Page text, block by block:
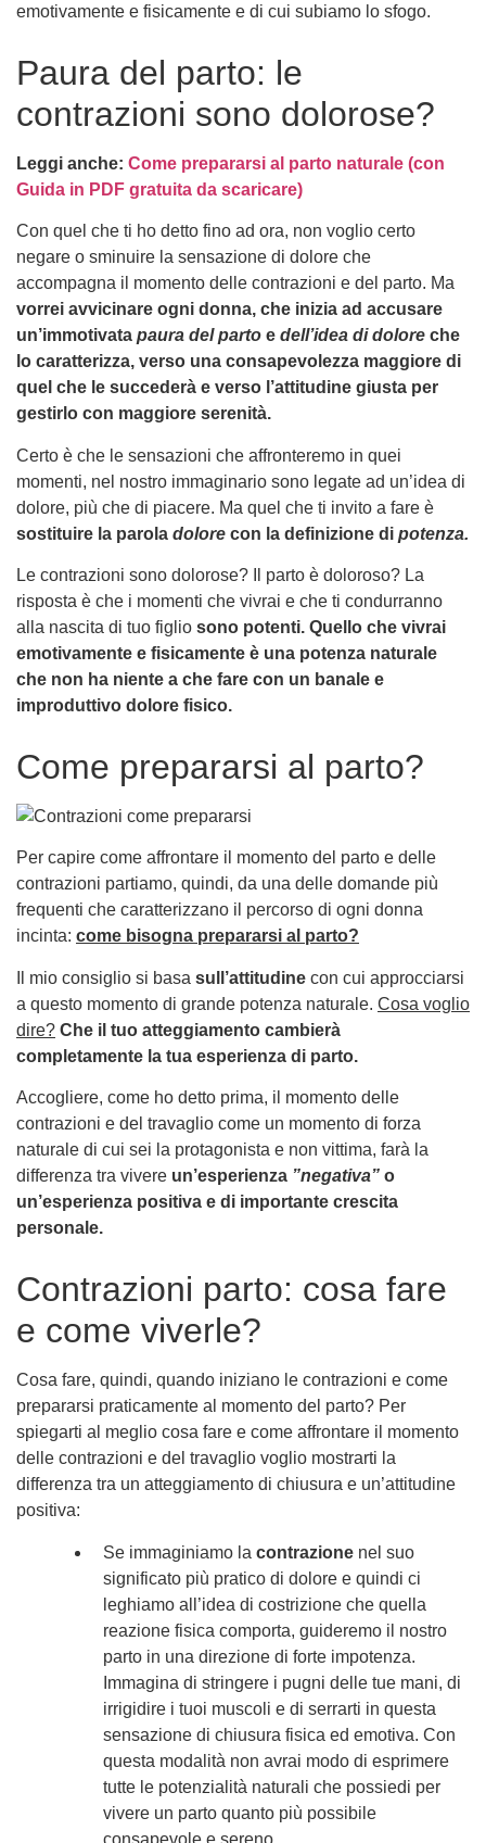
emotivamente e fisicamente e di cui subiamo lo sfogo.
Paura del parto: le
contrazioni sono dolorose?
Leggi anche: Come prepararsi al parto naturale (con
Guida in PDF gratuita da scaricare)
Con quel che ti ho detto fino ad ora, non voglio certo
negare o sminuire la sensazione di dolore che
accompagna il momento delle contrazioni e del parto. Ma
vorrei avvicinare ogni donna, che inizia ad accusare
un’immotivata paura del parto e dell’idea di dolore che
lo caratterizza, verso una consapevolezza maggiore di
quel che le succederà e verso l’attitudine giusta per
gestirlo con maggiore serenità.
Certo è che le sensazioni che affronteremo in quei
momenti, nel nostro immaginario sono legate ad un’idea di
dolore, più che di piacere. Ma quel che ti invito a fare è
sostituire la parola dolore con la definizione di potenza.
Le contrazioni sono dolorose? Il parto è doloroso? La
risposta è che i momenti che vivrai e che ti condurranno
alla nascita di tuo figlio sono potenti. Quello che vivrai
emotivamente e fisicamente è una potenza naturale
che non ha niente a che fare con un banale e
improduttivo dolore fisico.
Come prepararsi al parto?
Per capire come affrontare il momento del parto e delle
contrazioni partiamo, quindi, da una delle domande più
frequenti che caratterizzano il percorso di ogni donna
incinta: come bisogna prepararsi al parto?
Il mio consiglio si basa sull’attitudine con cui approcciarsi
a questo momento di grande potenza naturale. Cosa voglio
dire? Che il tuo atteggiamento cambierà
completamente la tua esperienza di parto.
Accogliere, come ho detto prima, il momento delle
contrazioni e del travaglio come un momento di forza
naturale di cui sei la protagonista e non vittima, farà la
differenza tra vivere un’esperienza ”negativa” o
un’esperienza positiva e di importante crescita
personale.
Contrazioni parto: cosa fare
e come viverle?
Cosa fare, quindi, quando iniziano le contrazioni e come
prepararsi praticamente al momento del parto? Per
spiegarti al meglio cosa fare e come affrontare il momento
delle contrazioni e del travaglio voglio mostrarti la
differenza tra un atteggiamento di chiusura e un’attitudine
positiva:
Se immaginiamo la contrazione nel suo
significato più pratico di dolore e quindi ci
leghiamo all’idea di costrizione che quella
reazione fisica comporta, guideremo il nostro
parto in una direzione di forte impotenza.
Immagina di stringere i pugni delle tue mani, di
irrigidire i tuoi muscoli e di serrarti in questa
sensazione di chiusura fisica ed emotiva. Con
questa modalità non avrai modo di esprimere
tutte le potenzialità naturali che possiedi per
vivere un parto quanto più possibile
consapevole e sereno.